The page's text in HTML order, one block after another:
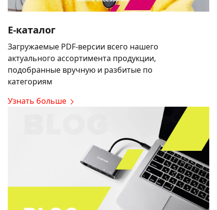
E-каталог
Загружаемые PDF-версии всего нашего
актуального ассортимента продукции,
подобранные вручную и разбитые по
категориям
Узнать больше